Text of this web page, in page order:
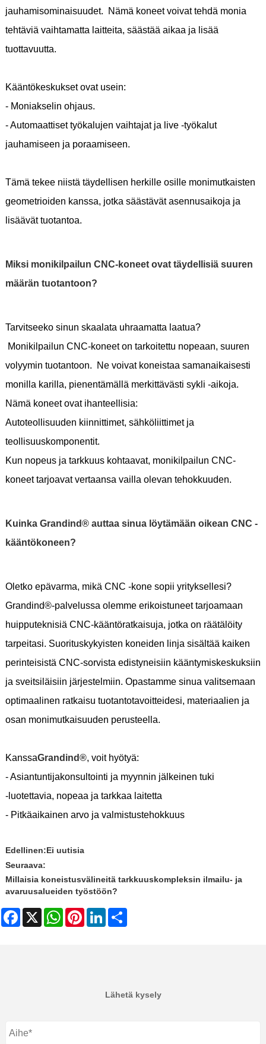
jauhamisominaisuudet. Nämä koneet voivat tehdä monia
tehtäviä vaihtamatta laitteita, säästää aikaa ja lisää
tuottavuutta.
Kääntökeskukset ovat usein:
- Moniakselin ohjaus.
- Automaattiset työkalujen vaihtajat ja live -työkalut
jauhamiseen ja poraamiseen.
Tämä tekee niistä täydellisen herkille osille monimutkaisten
geometrioiden kanssa, jotka säästävät asennusaikoja ja
lisäävät tuotantoa.
Miksi monikilpailun CNC-koneet ovat täydellisiä suuren
määrän tuotantoon?
Tarvitseeko sinun skaalata uhraamatta laatua?
Monikilpailun CNC-koneet on tarkoitettu nopeaan, suuren
volyymin tuotantoon. Ne voivat koneistaa samanaikaisesti
monilla karilla, pienentämällä merkittävästi sykli -aikoja.
Nämä koneet ovat ihanteellisia:
Autoteollisuuden kiinnittimet, sähköliittimet ja
teollisuuskomponentit.
Kun nopeus ja tarkkuus kohtaavat, monikilpailun CNC-
koneet tarjoavat vertaansa vailla olevan tehokkuuden.
Kuinka Grandind® auttaa sinua löytämään oikean CNC -
kääntökoneen?
Oletko epävarma, mikä CNC -kone sopii yrityksellesi?
Grandind®-palvelussa olemme erikoistuneet tarjoamaan
huipputeknisiä CNC-kääntöratkaisuja, jotka on räätälöity
tarpeitasi. Suorituskykyisten koneiden linja sisältää kaiken
perinteisistä CNC-sorvista edistyneisiin kääntymiskeskuksiin
ja sveitsiläisiin järjestelmiin. Opastamme sinua valitsemaan
optimaalinen ratkaisu tuotantotavoitteidesi, materiaalien ja
osan monimutkaisuuden perusteella.
KanssaGrandind®, voit hyötyä:
- Asiantuntijakonsultointi ja myynnin jälkeinen tuki
-luotettavia, nopeaa ja tarkkaa laitetta
- Pitkäaikainen arvo ja valmistustehokkuus
Edellinen:Ei uutisia
Seuraava:
Millaisia ​​koneistusvälineitä tarkkuuskompleksin ilmailu- ja
avaruusalueiden työstöön?
Facebook
X WhatsAppPinterestLinkedIn
Lähetä kysely